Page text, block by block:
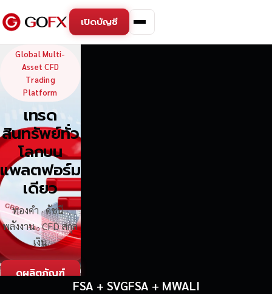
เปิดบัญชี
GoFX — Global Multi-
Global Multi-
Asset CFD
Trading
Platform
เทรด
สินทรัพย์ทั่ว
โลกบน
แพลตฟอร์ม
เดียว
ทองคำ · ดัชนี ·
พลังงาน · CFD สกุล
เงิน
ดูผลิตภัณฑ์
FSA + SVGFSA + MWALI